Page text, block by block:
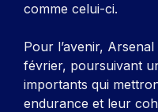
comme celui-ci.
Pour l’avenir,
février, poursuivant
importants qui
endurance et leur